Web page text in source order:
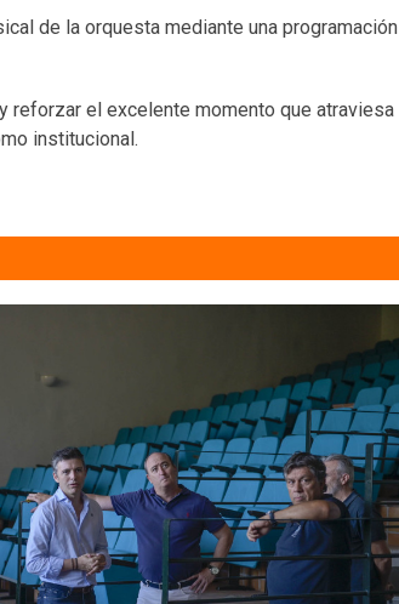
de la orquesta mediante una programación
reforzar el excelente momento que atraviesa
institucional.